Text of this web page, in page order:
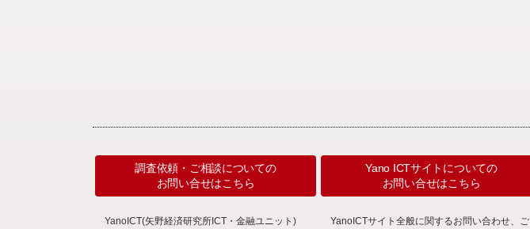
調査依頼・ご相談についての
お問い合せはこちら
YanoICT(矢野経済研究所ICT・金融ユニット)
Yano ICTサイトについての
お問い合せはこちら
YanoICTサイト全般に関するお問い合わせ、ご